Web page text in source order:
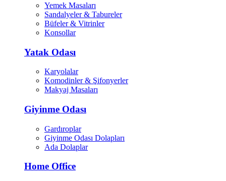
Yemek Masaları
Sandalyeler & Tabureler
Büfeler & Vitrinler
Konsollar
Yatak Odası
Karyolalar
Komodinler & Şifonyerler
Makyaj Masaları
Giyinme Odası
Gardıroplar
Giyinme Odası Dolapları
Ada Dolaplar
Home Office